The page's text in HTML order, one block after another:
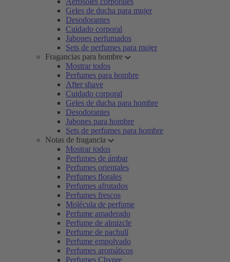
Geles de ducha para mujer
Desodorantes
Cuidado corporal
Jabones perfumados
Sets de perfumes para mujer
Fragancias para hombre
Mostrar todos
Perfumes para hombre
After shave
Cuidado corporal
Geles de ducha para hombre
Desodorantes
Jabones para hombre
Sets de perfumes para hombre
Notas de fragancia
Mostrar todos
Perfumes de ámbar
Perfumes orientales
Perfumes florales
Perfumes afrutados
Perfumes frescos
Molécula de perfume
Perfume amaderado
Perfume de almizcle
Perfume de pachulí
Perfume empolvado
Perfumes aromáticos
Perfumes Chypre